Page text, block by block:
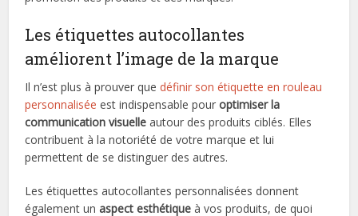
Les étiquettes autocollantes
améliorent l’image de la marque
Il n’est plus à prouver quedéfinir son étiquette en rouleau
personnalisée est indispensable pouroptimiser la
communication visuelle autour des produits ciblés. Elles
contribuent à la notoriété de votre marque et lui
permettent de se distinguer des autres.
Les étiquettes autocollantes personnalisées donnent
également unaspect esthétique à vos produits, de quoi